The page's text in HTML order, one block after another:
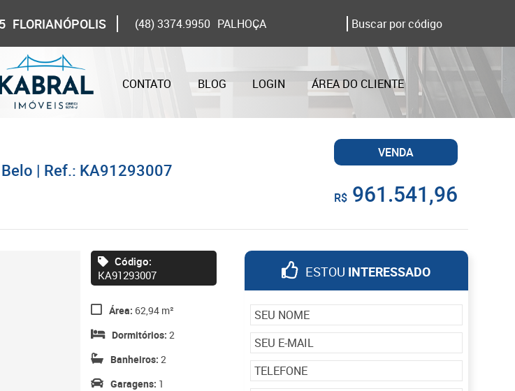
FLORIANÓPOLIS (48) 3374.9950 PALHOÇA
CONTATO BLOG LOGIN ÁREA DO CLIENTE
| Ref.: KA91293007
VENDA
R$961.541,96
ESTOU INTERESSADO
Código:
KA91293007
Área: 62,94 m²
Dormitórios: 2
Banheiros: 2
Garagens: 1